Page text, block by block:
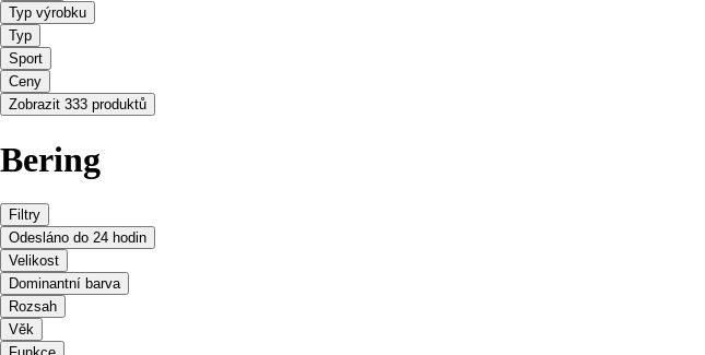
Typ výrobku
Typ
Sport
Ceny
Zobrazit 333 produktů
Bering
Filtry
Odesláno do 24 hodin
Velikost
Dominantní barva
Rozsah
Věk